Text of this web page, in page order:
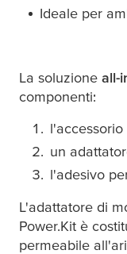
Ideale per
La soluzione all-
componenti:
un
l'adesivo
L'adattatore di
Power.Kit è
permeabile